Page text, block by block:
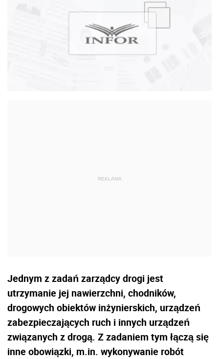
Jednym z zadań zarządcy drogi jest
utrzymanie jej nawierzchni, chodników,
drogowych obiektów inżynierskich, urządzeń
zabezpieczających ruch i innych urządzeń
związanych z drogą. Z zadaniem tym łączą się
inne obowiązki, m.in. wykonywanie robót